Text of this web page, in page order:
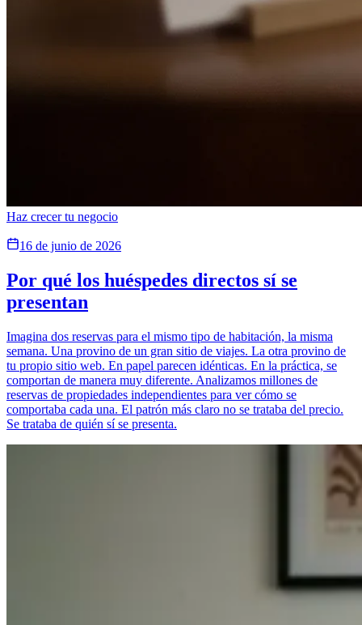
Haz crecer tu negocio
16 de junio de 2026
Por qué los huéspedes directos sí se
presentan
Imagina dos reservas para el mismo tipo de habitación, la misma
semana. Una provino de un gran sitio de viajes. La otra provino de
tu propio sitio web. En papel parecen idénticas. En la práctica, se
comportan de manera muy diferente. Analizamos millones de
reservas de propiedades independientes para ver cómo se
comportaba cada una. El patrón más claro no se trataba del precio.
Se trataba de quién sí se presenta.